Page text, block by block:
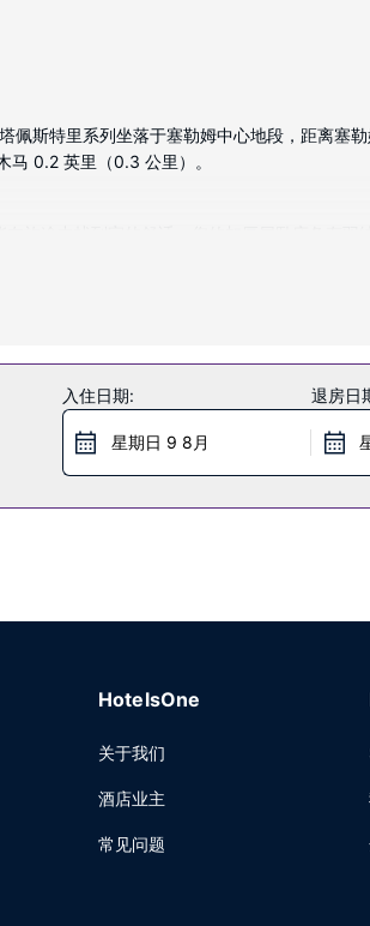
佩斯特里系列坐落于塞勒姆中心地段，距离塞
马 0.2 英里（0.3 公里）。
和牙膏。
Service Cafe简单吃一点，也可以待在房间里
提供收费的当地美食早餐。
入住日期:
星期日 9 8月
退房日
HotelsOne
关于我们
酒店业主
常见问题